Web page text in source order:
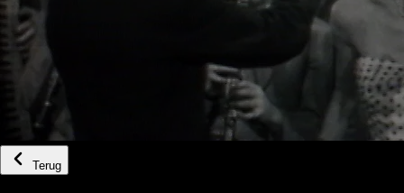
Terug